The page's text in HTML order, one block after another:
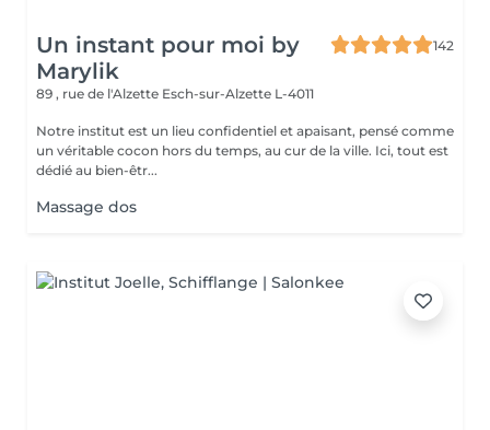
Un instant pour moi by
Marylik
142
89 , rue de l'Alzette Esch-sur-Alzette L-4011
Notre institut est un lieu confidentiel et apaisant, pensé comme
un véritable cocon hors du temps, au cur de la ville. Ici, tout est
dédié au bien-êtr...
Massage dos